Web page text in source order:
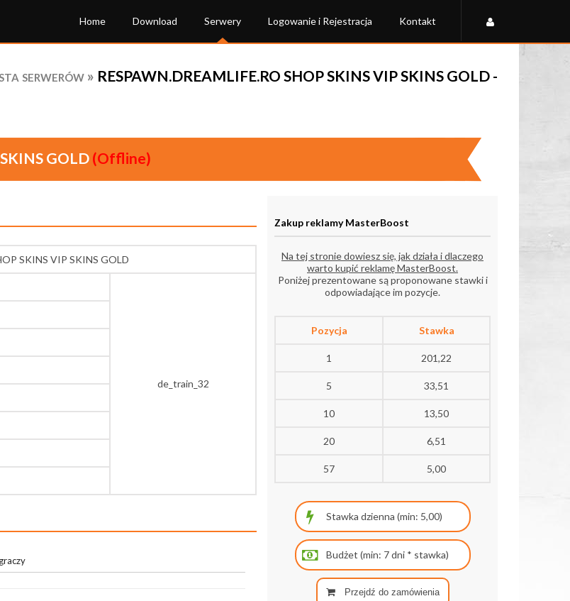
Home Download Serwery Logowanie i Rejestracja Kontakt
serwerów » RESPAWN.DREAMLIFE.RO SHOP SKINS VIP SKINS GOLD -
GOLD (Offline)
SKINS VIP SKINS GOLD
de_train_32
Zakup reklamy MasterBoost
Na tej stronie dowiesz się, jak działa i dlaczego
warto kupić reklamę MasterBoost.
Poniżej prezentowane są proponowane stawki i
odpowiadające im pozycje.
Pozycja Stawka
1 201,22
5 33,51
10 13,50
20 6,51
57 5,00
Przejdź do zamówienia